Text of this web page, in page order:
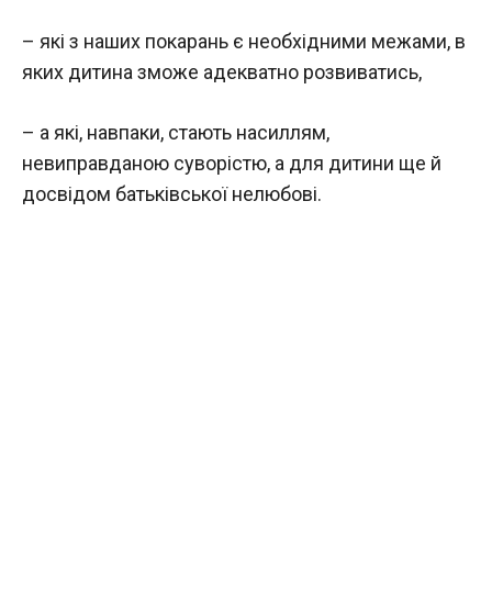
– які з наших покарань є необхідними межами, в
яких дитина зможе адекватно розвиватись,
– а які, навпаки, стають насиллям,
невиправданою суворістю, а для дитини ще й
досвідом батьківської нелюбові.